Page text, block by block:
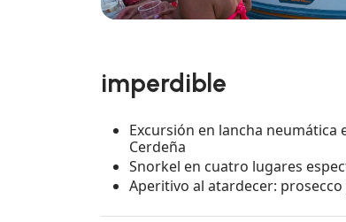
imperdible
Excursión en lancha neumática
Cerdeña
Snorkel en cuatro lugares
Aperitivo al atardecer: